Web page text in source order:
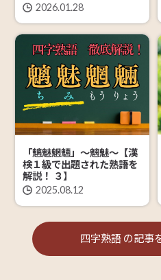
2026.01.28
「魑魅魍魎」～魑魅～【漢
検１級で出題された熟語を
解説！ ３】
2025.08.12
四字熟語 の記事